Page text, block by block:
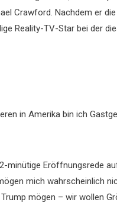
Crawford. Nachdem er
Reality-TV-Star bei der
in Amerika bin ich
minütige Eröffnungsrede
mich wahrscheinlich
mögen – wir wollen